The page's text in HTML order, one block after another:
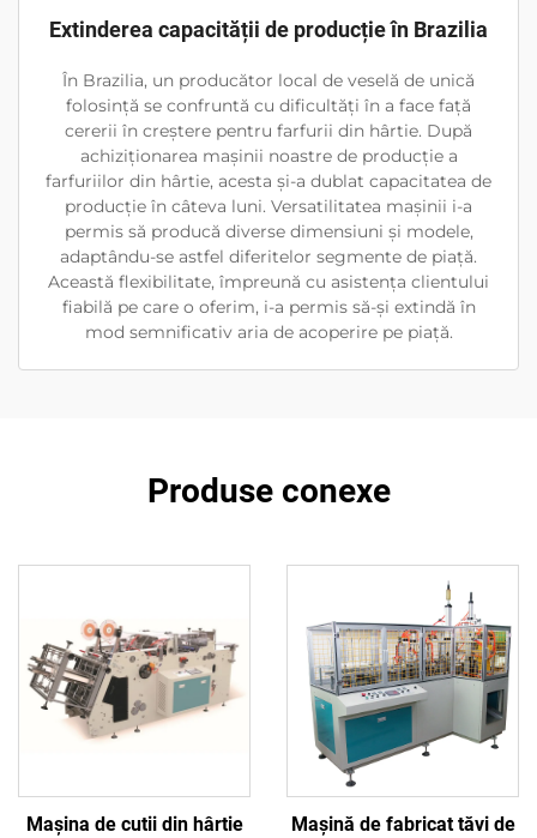
Extinderea capacității de producție în Brazilia
În Brazilia, un producător local de veselă de unică
folosință se confruntă cu dificultăți în a face față
cererii în creștere pentru farfurii din hârtie. După
achiziționarea mașinii noastre de producție a
farfuriilor din hârtie, acesta și-a dublat capacitatea de
producție în câteva luni. Versatilitatea mașinii i-a
permis să producă diverse dimensiuni și modele,
adaptându-se astfel diferitelor segmente de piață.
Această flexibilitate, împreună cu asistența clientului
fiabilă pe care o oferim, i-a permis să-și extindă în
mod semnificativ aria de acoperire pe piață.
Produse conexe
Mașina de cutii din hârtie
Mașină de fabricat tăvi de